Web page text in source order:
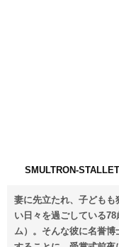
SMULTRON-
妻に先立たれ、子ども
い日々を過ごしている
ム）。そんな彼に名誉